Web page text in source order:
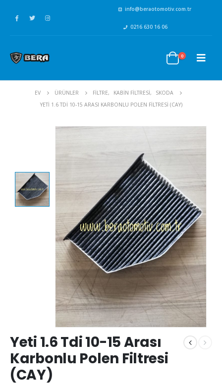
info@beraotomotiv.com.tr
0216 630 16 06
0
EV ÜRÜNLER FİLTRE, KABİN FİLTRESİ,
SKODA
YETI 1.6 TDI 10-15 ARASI KARBONLU POLEN FILTRESI (CAY)
Yeti 1.6 Tdi 10-15 Arası
Karbonlu Polen Filtresi
(CAY)